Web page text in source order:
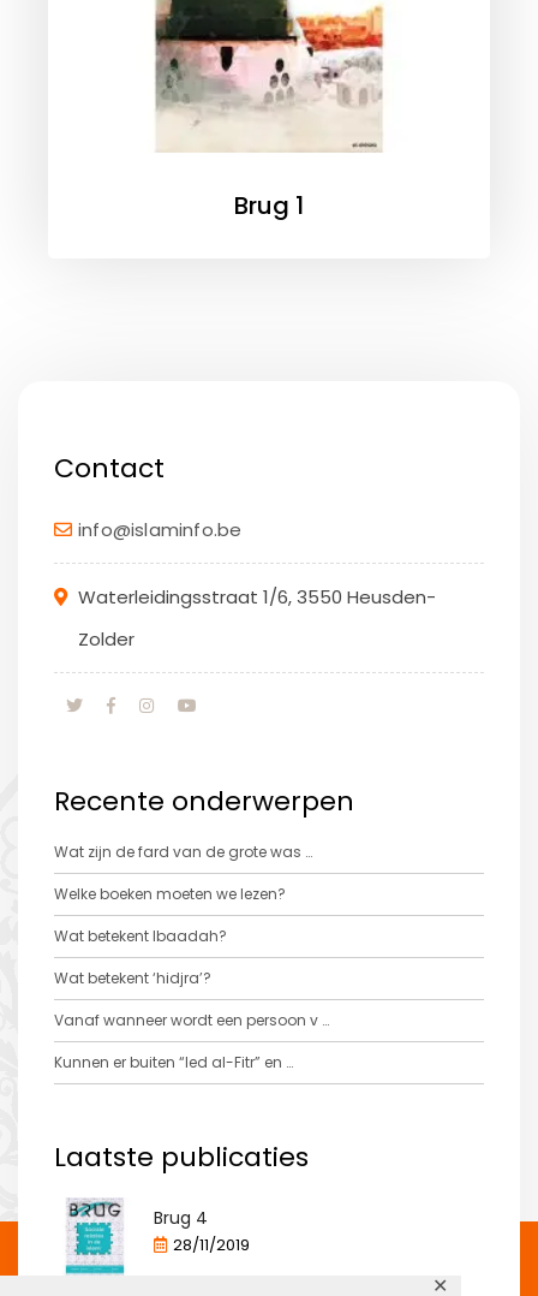
✕
Brug 1
Contact
info@islaminfo.be
Waterleidingsstraat 1/6, 3550 Heusden-
Zolder
Recente onderwerpen
Wat zijn de fard van de grote was …
Welke boeken moeten we lezen?
Wat betekent Ibaadah?
Wat betekent ‘hidjra’?
Vanaf wanneer wordt een persoon v …
Kunnen er buiten “Ied al-Fitr” en …
Laatste publicaties
Brug 4
28/11/2019